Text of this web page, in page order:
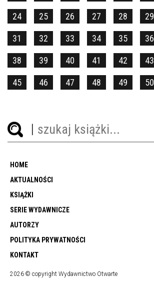
24 25 26 27 28 29
31 32 33 34 35 36
38 39 40 41 42 43
45 46 47 48 49 50
HOME
AKTUALNOŚCI
KSIĄŻKI
SERIE WYDAWNICZE
AUTORZY
POLITYKA PRYWATNOŚCI
KONTAKT
2026 © copyright Wydawnictwo Otwarte